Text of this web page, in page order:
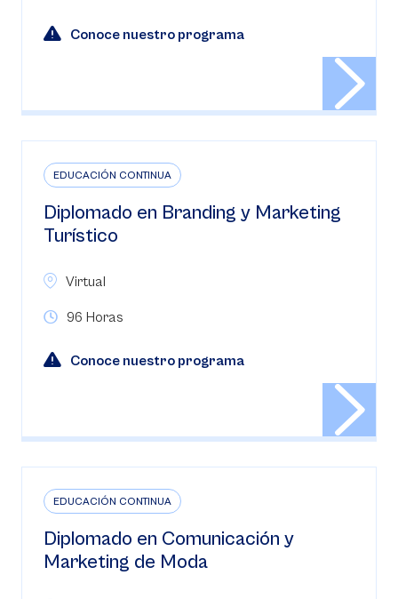
Conoce nuestro programa
EDUCACIÓN CONTINUA
Diplomado en Branding y Marketing
Turístico
Virtual
96 Horas
Conoce nuestro programa
EDUCACIÓN CONTINUA
Diplomado en Comunicación y
Marketing de Moda